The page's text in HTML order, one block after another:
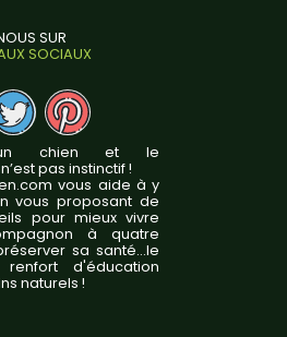
SUR
SOCIAUX
chien et le
pas instinctif !
vous aide à y
vous proposant de
pour mieux vivre
à quatre
sa santé...le
d'éducation
naturels !